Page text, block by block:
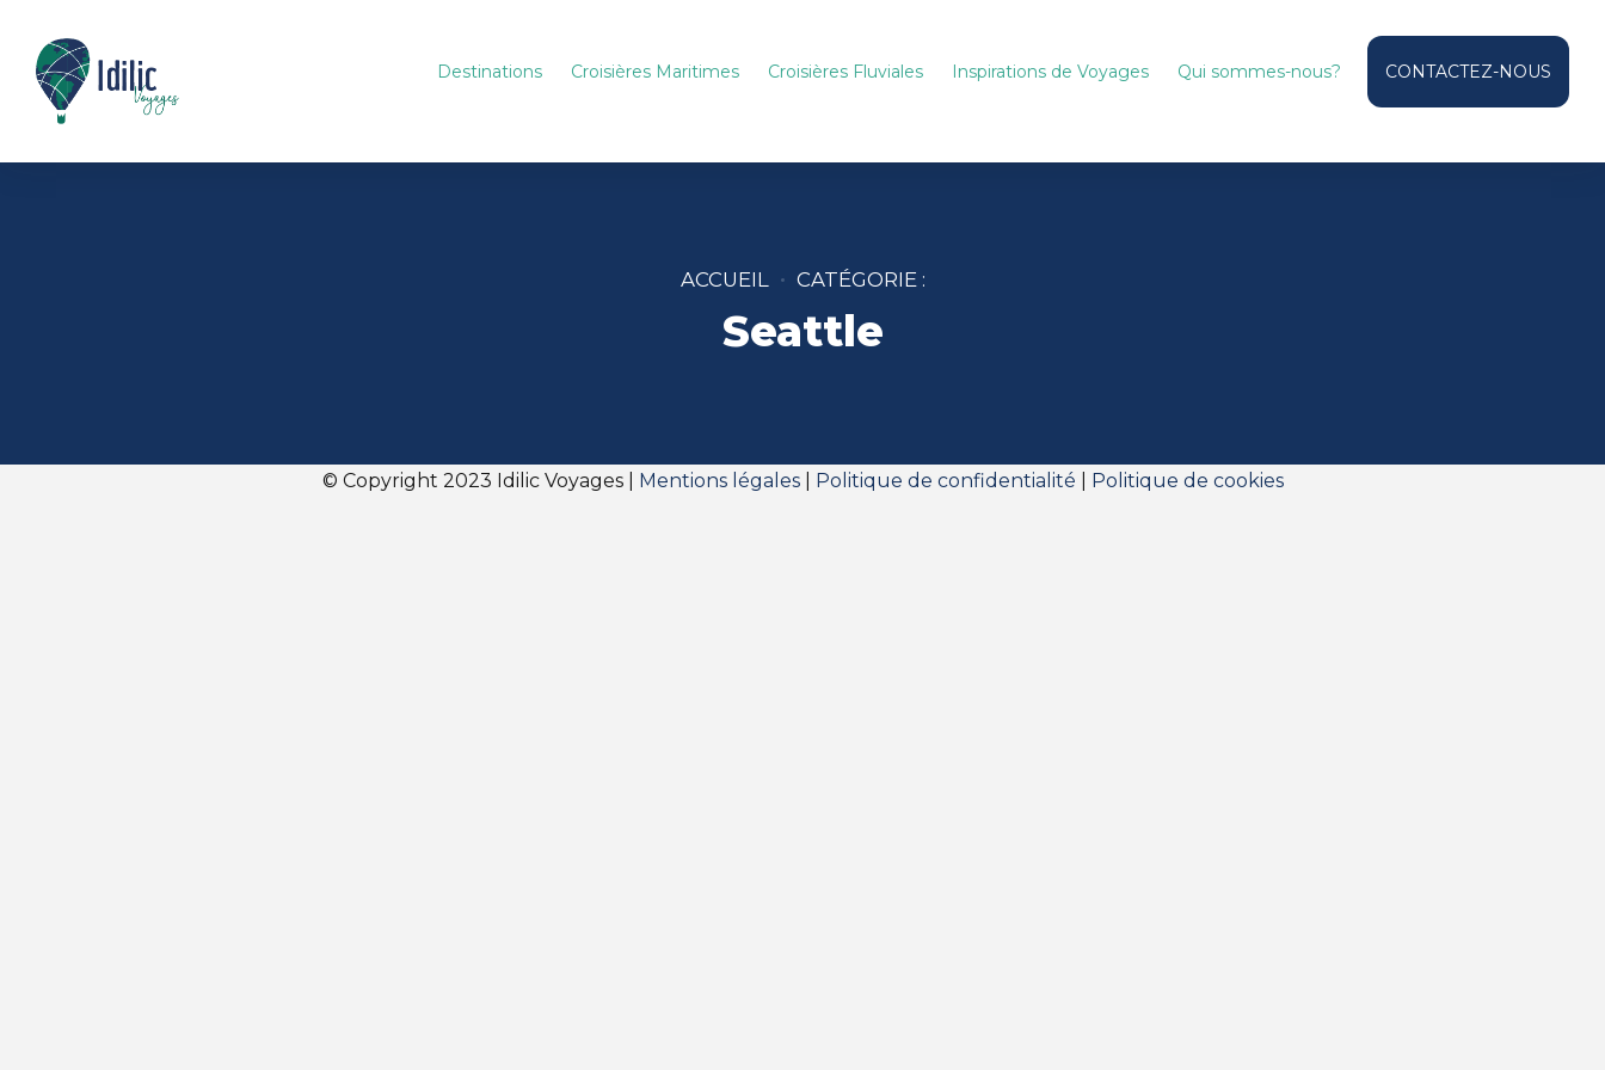
Destinations Croisières Maritimes Croisières Fluviales Inspirations de Voyages Qui sommes-nous? CONTACTEZ-NOUS
ACCUEIL CATÉGORIE :
Seattle
© Copyright 2023 Idilic Voyages | Mentions légales Politique de confidentialité Politique de cookies